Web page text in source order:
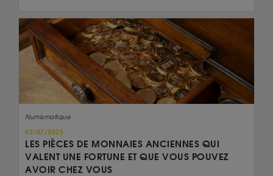
Numismatique
02/07/2025
LES PIÈCES DE MONNAIES ANCIENNES QUI
VALENT UNE FORTUNE ET QUE VOUS POUVEZ
AVOIR CHEZ VOUS